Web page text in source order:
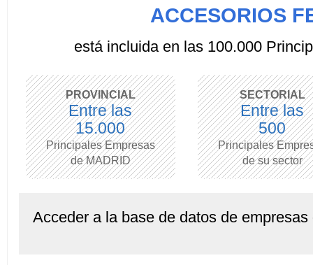
ACCESORIOS
está incluida en las 100.000
PROVINCIAL
Entre las
15.000
Principales Empresas
de MADRID
SECTORIAL
Entre las
500
Principales
de su sector
Acceder a la base de datos de